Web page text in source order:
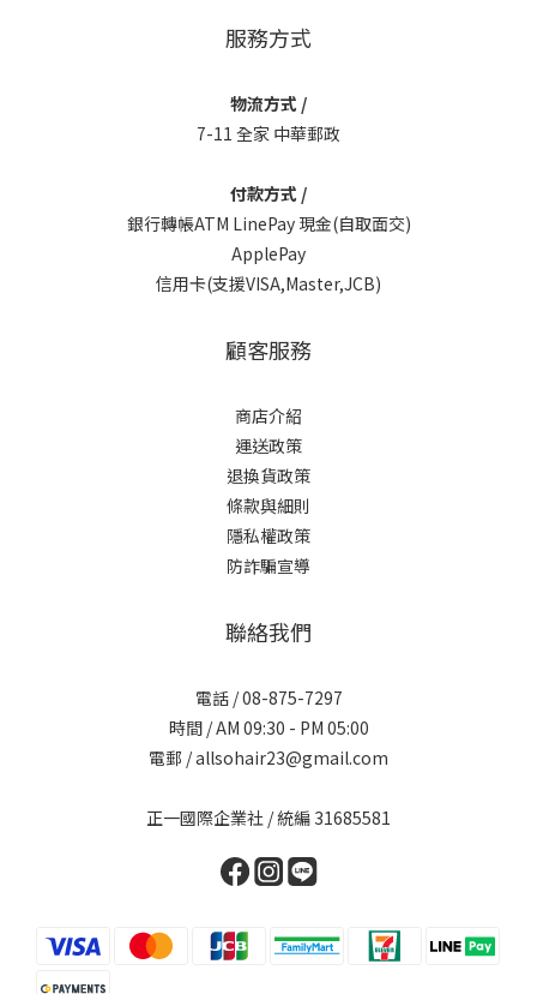
服務方式
物流方式 /
7-11 全家 中華郵政
付款方式 /
銀行轉帳ATM LinePay 現金(自取面交)
ApplePay
信用卡(支援VISA,Master,JCB)
顧客服務
商店介紹
運送政策
退換貨政策
條款與細則
隱私權政策
防詐騙宣導
聯絡我們
電話 / 08-875-7297
時間 / AM 09:30 - PM 05:00
電郵 / allsohair23@gmail.com
正一國際企業社 / 統編 31685581